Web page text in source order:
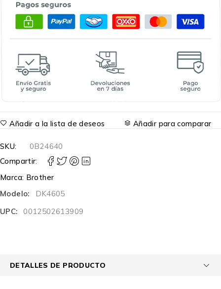
Añadir a la lista de deseos Añadir para comparar
SKU:
0B24640
Compartir:
Marca: Brother
Modelo:
DK4605
UPC:
0012502613909
DETALLES DE PRODUCTO